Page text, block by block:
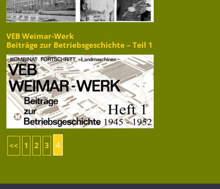
VEB Weimar-Werk
Beiträge zur Betriebsgeschichte – Teil 1
<< 1 2 3 4